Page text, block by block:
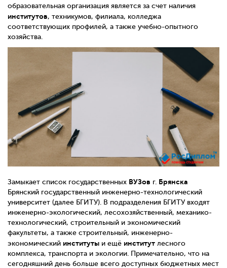
образовательная организация является за счет наличия
институтов, техникумов, филиала, колледжа
соответствующих профилей, а также учебно-опытного
хозяйства.
Замыкает список государственных ВУЗов г. Брянска
Брянский государственный инженерно-технологический
университет (далее БГИТУ). В подразделения БГИТУ входят
инженерно-экологический, лесохозяйственный, механико-
технологический, строительный и экономический
факультеты, а также строительный, инженерно-
экономический институты и ещё институт лесного
комплекса, транспорта и экологии. Примечательно, что на
сегодняшний день больше всего доступных бюджетных мест